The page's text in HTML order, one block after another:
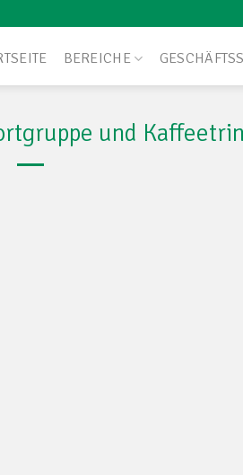
BEREICHE
und